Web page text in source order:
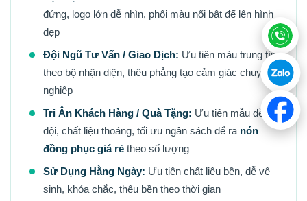
đứng, logo lớn dễ nhìn, phối màu nổi bật để lên hình
đẹp
Đội Ngũ Tư Vấn / Giao Dịch: Ưu tiên màu trung tính
theo bộ nhận diện, thêu phẳng tạo cảm giác chuyên
nghiệp
Tri Ân Khách Hàng / Quà Tặng: Ưu tiên mẫu dễ
đội, chất liệu thoáng, tối ưu ngân sách để ra nón
đồng phục giá rẻ theo số lượng
Sử Dụng Hằng Ngày: Ưu tiên chất liệu bền, dễ vệ
sinh, khóa chắc, thêu bền theo thời gian